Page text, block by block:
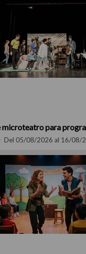
para
Del 05/08/2026 al 16/08/